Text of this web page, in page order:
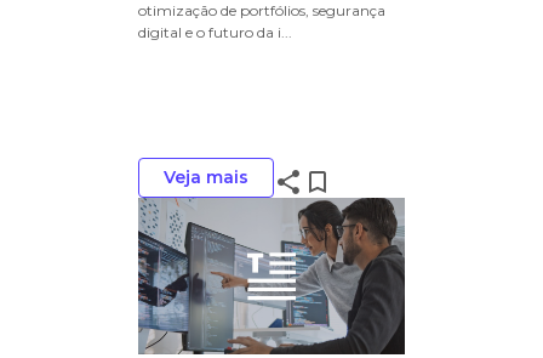
otimização de portfólios, segurança
digital e o futuro da i...
Veja mais share bookmark_border